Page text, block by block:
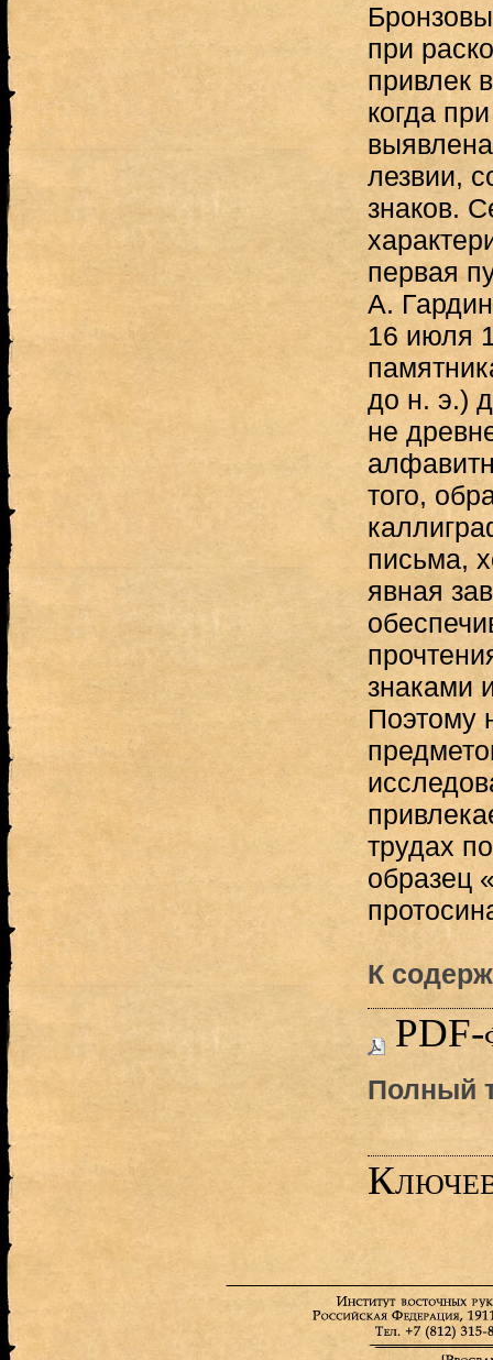
при
привлек
когда
лезвии,
знаков.
первая
А.
16 июля
до н. э.)
не
того,
письма,
явная
знаками
Поэтому
трудах
образец
К
PDF-
Полный